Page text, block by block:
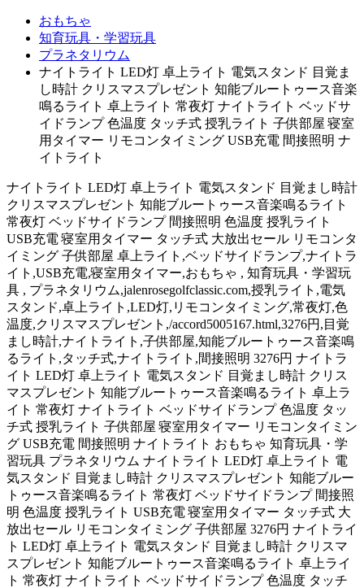
おもちゃ
知育玩具・学習玩具
プラネタリウム
ナイトライト LED灯 卓上ライト 電気スタンド 目覚ま
し時計 クリスマスプレゼント 知能ブルートゥース音楽
鳴るライト 卓上ライト 常夜灯 ナイトライト ベッドサ
イドランプ 色温度 タッチ式 授乳ライト 子供部屋 寝室
用タイマー リモコンタイミング USB充電 間接照明 ナ
イトライト
ナイトライト LED灯 卓上ライト 電気スタンド 目覚まし時計
クリスマスプレゼント 知能ブルートゥース音楽鳴るライト
常夜灯 ベッドサイドランプ 間接照明 色温度 授乳ライト
USB充電 寝室用タイマー タッチ式 大放出セール リモコンタ
イミング 子供部屋 卓上ライト,ベッドサイドランプ,ナイトラ
イト,USB充電,寝室用タイマー,おもちゃ , 知育玩具・学習玩
具 , プラネタリウム,jalenrosegolfclassic.com,授乳ライト,電気
スタンド,卓上ライト,LED灯,リモコンタイミング,常夜灯,色
温度,クリスマスプレゼント,/accord5005167.html,3276円,目覚
まし時計,ナイトライト,子供部屋,知能ブルートゥース音楽鳴
るライト,タッチ式,ナイトライト,間接照明 3276円 ナイトラ
イト LED灯 卓上ライト 電気スタンド 目覚まし時計 クリス
マスプレゼント 知能ブルートゥース音楽鳴るライト 卓上ラ
イト 常夜灯 ナイトライト ベッドサイドランプ 色温度 タッ
チ式 授乳ライト 子供部屋 寝室用タイマー リモコンタイミン
グ USB充電 間接照明 ナイトライト おもちゃ 知育玩具・学
習玩具 プラネタリウム ナイトライト LED灯 卓上ライト 電
気スタンド 目覚まし時計 クリスマスプレゼント 知能ブルー
トゥース音楽鳴るライト 常夜灯 ベッドサイドランプ 間接照
明 色温度 授乳ライト USB充電 寝室用タイマー タッチ式 大
放出セール リモコンタイミング 子供部屋 3276円 ナイトライ
ト LED灯 卓上ライト 電気スタンド 目覚まし時計 クリスマ
スプレゼント 知能ブルートゥース音楽鳴るライト 卓上ライ
ト 常夜灯 ナイトライト ベッドサイドランプ 色温度 タッチ